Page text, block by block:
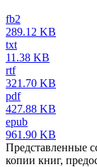
fb2
289.12 KB
txt
11.38 KB
rtf
321.70 KB
pdf
427.88 KB
epub
961.90 KB
Представленные
копии книг,